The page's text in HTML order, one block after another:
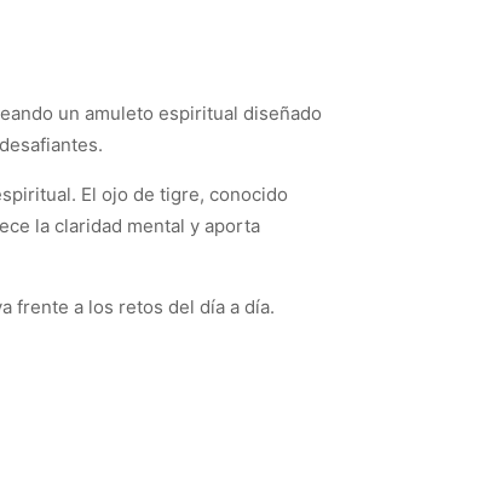
un amuleto espiritual diseñado
El ojo de tigre, conocido
la claridad mental y aporta
frente a los retos del día a día.